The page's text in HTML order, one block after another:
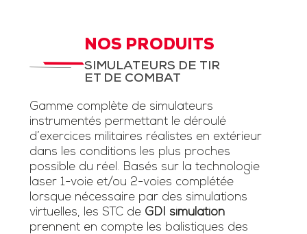
NOS PRODUITS
SIMULATEURS DE TIR
ET DE COMBAT
Gamme complète de simulateurs
instrumentés permettant le déroulé
d’exercices militaires réalistes en extérieur
dans les conditions les plus proches
possible du réel. Basés sur la technologie
laser 1-voie et/ou 2-voies complétée
lorsque nécessaire par des simulations
virtuelles, les STC de GDI simulation
prennent en compte les balistiques des